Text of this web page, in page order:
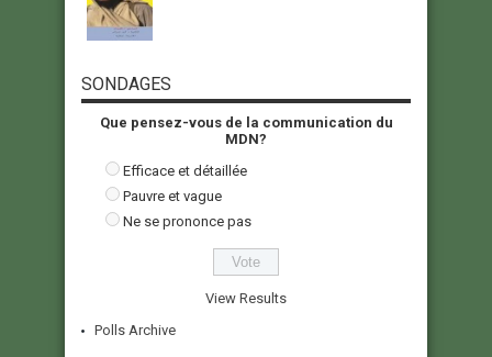
SONDAGES
Que pensez-vous de la communication du
MDN?
Efficace et détaillée
Pauvre et vague
Ne se prononce pas
View Results
Polls Archive